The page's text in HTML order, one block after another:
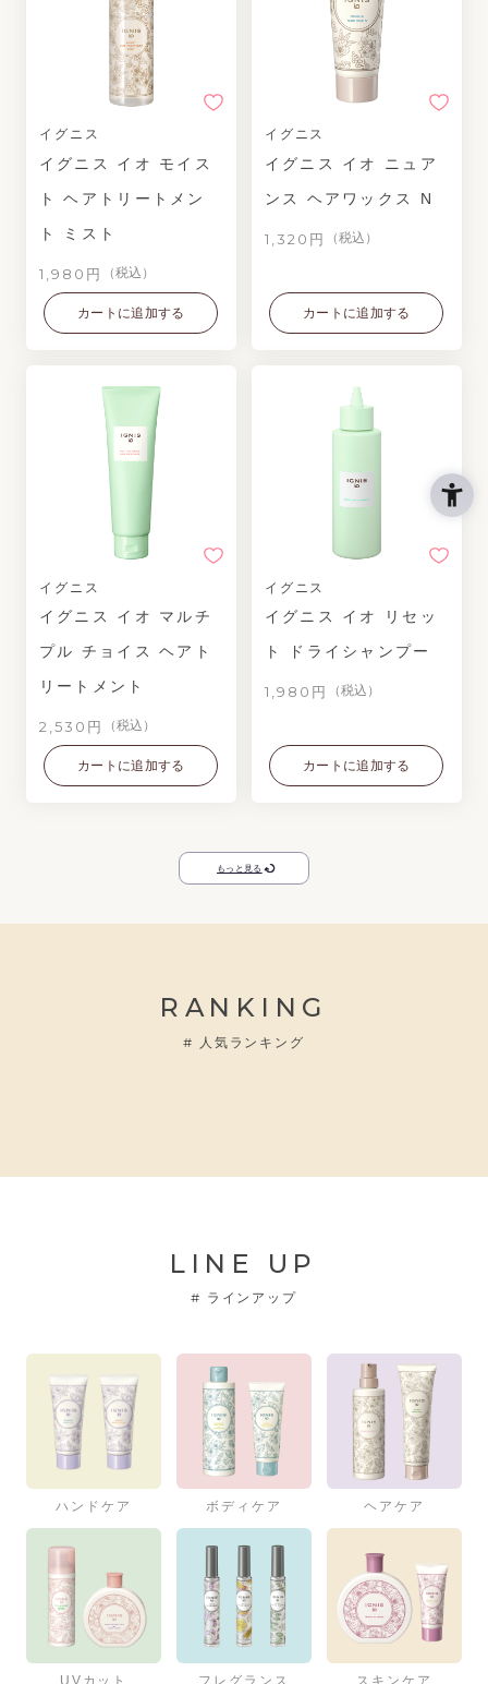
イグニス
イグニス イオ モイス
ト ヘアトリートメン
ト ミスト
1,980円 （税込）
カートに追加する
イグニス
イグニス イオ ニュア
ンス ヘアワックス N
1,320円 （税込）
カートに追加する
イグニス
イグニス イオ マルチ
プル チョイス ヘアト
リートメント
2,530円 （税込）
カートに追加する
イグニス
イグニス イオ リセッ
ト ドライシャンプー
1,980円 （税込）
カートに追加する
もっと見る
RANKING
# 人気ランキング
LINE UP
# ラインアップ
ハンドケア ボディケア ヘアケア